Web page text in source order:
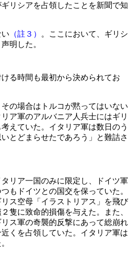
リシアを占領したことを新聞で知
（註３）
。ここにおいて、ギリシ
明した。
る時間も最初から決められてお
の場合はトルコが黙ってはいない
ア軍のアルバニア人兵士にはギリ
えていた。イタリア軍は数日のう
とどまらせたであろう」と難詰さ
リア一国のみに限定し、ドイツ軍
もドイツとの国交を保っていた。
ス空母「イラストリアス」を飛び
隻に致命的損傷を与えた。また、
ス軍の奇襲的反撃にあって総崩れ
くを占領していた。イタリア軍は